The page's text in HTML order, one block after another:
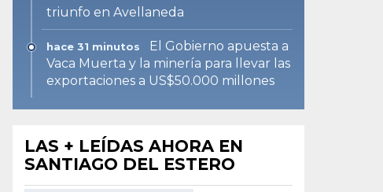
triunfo en Avellaneda
hace 31 minutos
El Gobierno apuesta a
Vaca Muerta y la minería para llevar las
exportaciones a US$50.000 millones
LAS + LEÍDAS AHORA EN
SANTIAGO DEL ESTERO